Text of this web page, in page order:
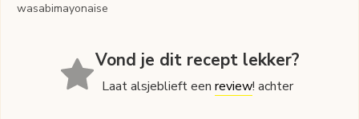
wasabimayonaise
Vond je dit recept lekker?
Laat alsjeblieft eenreview! achter